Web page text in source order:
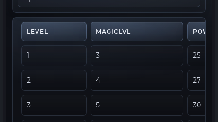
LEVEL MAGICLVL
1 3 25
2 4 27
3 5 30